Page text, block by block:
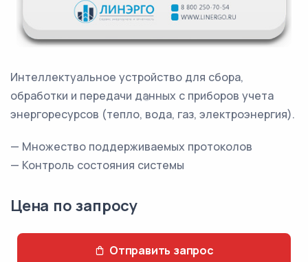
Интеллектуальное устройство для сбора,
обработки и передачи данных с приборов учета
энергоресурсов (тепло, вода, газ, электроэнергия).
— Множество поддерживаемых протоколов
— Контроль состояния системы
Цена по запросу
Отправить запрос